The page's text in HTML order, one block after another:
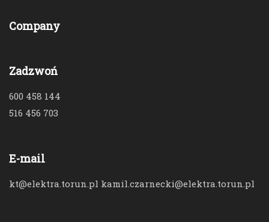
Company
Zadzwoń
600 458 144
516 456 703
E-mail
kt@elektra.torun.pl kamil.czarnecki@elektra.torun.pl